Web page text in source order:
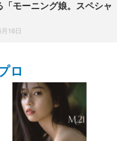
「モーニング娘。スペシャ
16日
ロ